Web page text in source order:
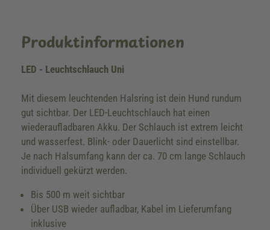
Produktinformationen
LED - Leuchtschlauch Uni
Mit diesem leuchtenden Halsring ist dein Hund rundum
gut sichtbar. Der LED-Leuchtschlauch hat einen
wiederaufladbaren Akku. Der Schlauch ist extrem leicht
und wasserfest. Blink- oder Dauerlicht sind einstellbar.
Je nach Halsumfang kann der ca. 70 cm lange Schlauch
individuell gekürzt werden.
Bis 500 m weit sichtbar
Über USB wieder aufladbar, Kabel im Lieferumfang
inklusive